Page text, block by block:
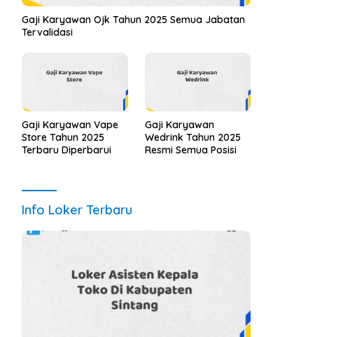
Gaji Karyawan Ojk Tahun 2025 Semua Jabatan
Tervalidasi
Gaji Karyawan Vape
Store Tahun 2025
Terbaru Diperbarui
Gaji Karyawan
Wedrink Tahun 2025
Resmi Semua Posisi
Info Loker Terbaru